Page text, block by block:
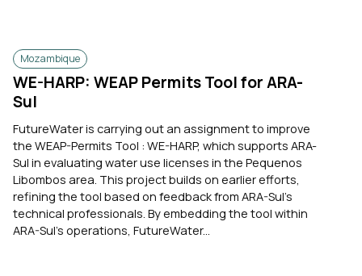
Mozambique
WE-HARP: WEAP Permits Tool for ARA-
Sul
FutureWater is carrying out an assignment to improve
the WEAP-Permits Tool : WE-HARP, which supports ARA-
Sul in evaluating water use licenses in the Pequenos
Libombos area. This project builds on earlier efforts,
refining the tool based on feedback from ARA-Sul’s
technical professionals. By embedding the tool within
ARA-Sul’s operations, FutureWater...